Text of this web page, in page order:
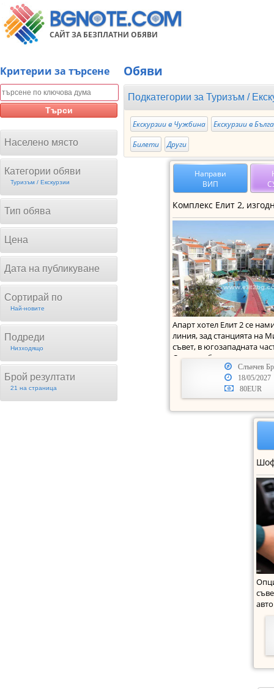
САЙТ ЗА БЕЗПЛАТНИ ОБЯВИ
Kритерии за търсене
Търси
Населено място
Категории обяви
Туризъм / Eкскурзии
Тип обява
Цена
Дата на публикуване
Сортирай по
Най-новите
Подреди
Низходящо
Брой резултати
21 на страница
Обяви
Подкатегории за Туризъм /
Екскурзии в Чужбина
Екскурзии в
Билети
Други
Направи
ВИП
Апарт хотел Елит 2 се
линия, зад станцията на
съвет, в югозападната
Слънчев бряг, н
Слънчев
18/05/2027
80EUR